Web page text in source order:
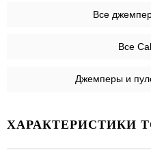
Все
Все
Джемперы и
ХАРАКТЕРИСТИКИ